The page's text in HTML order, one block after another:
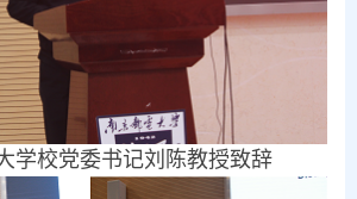
学校党委书记刘陈教授致辞